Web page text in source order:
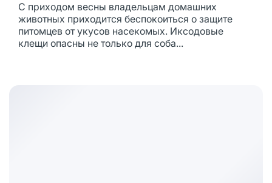
С приходом весны владельцам домашних
животных приходится беспокоиться о защите
питомцев от укусов насекомых. Иксодовые
клещи опасны не только для соба...